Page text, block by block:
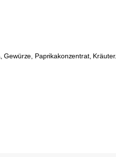
Gewürze, Paprikakonzentrat, Kräuter.